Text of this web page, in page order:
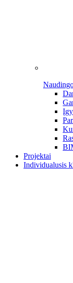
Projektai
Individualusis